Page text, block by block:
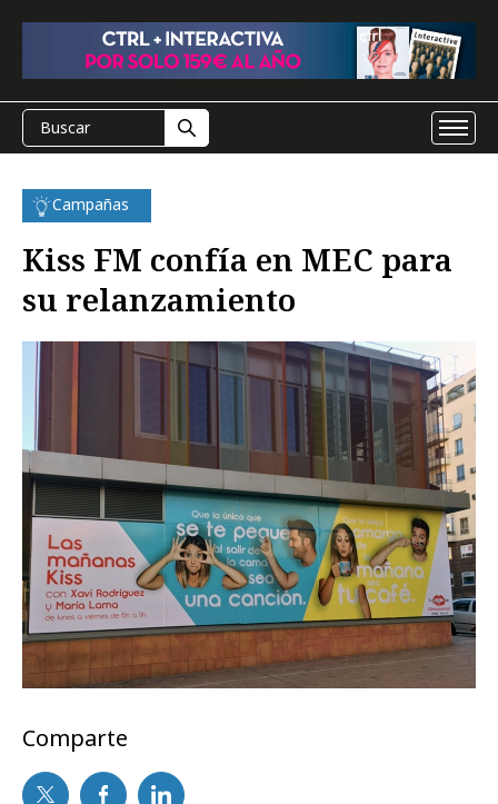
Campañas
Kiss FM confía en MEC para
su relanzamiento
Comparte